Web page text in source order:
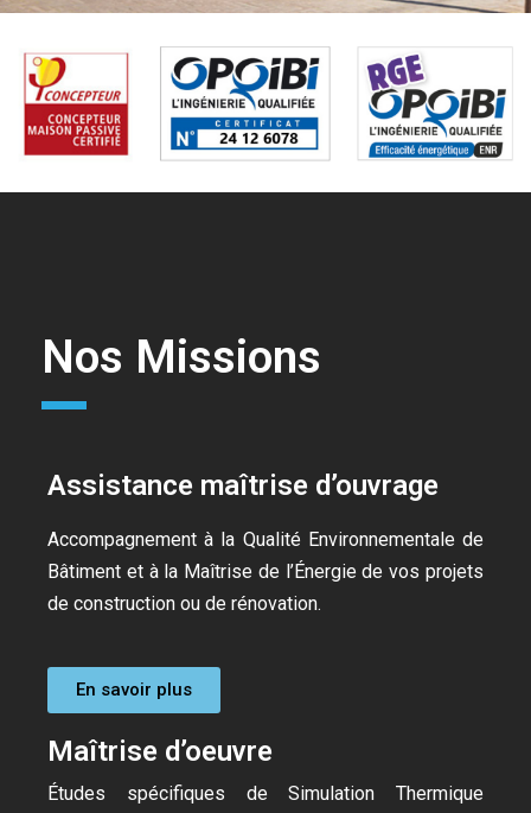
Nos Missions
Assistance maîtrise d’ouvrage
Accompagnement à la Qualité Environnementale de
Bâtiment et à la Maîtrise de l’Énergie de vos projets
de construction ou de rénovation.
En savoir plus
Maîtrise d’oeuvre
Études spécifiques de Simulation Thermique